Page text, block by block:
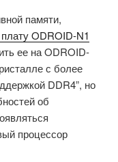
памяти,
ODROID-N1
ее на ODROID-
с более
DDR4”, но
об
процессор